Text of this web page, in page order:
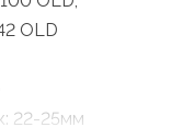
OLD
22-25мм